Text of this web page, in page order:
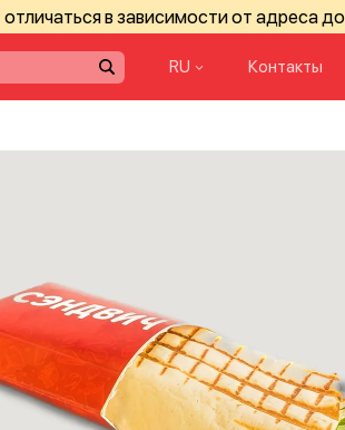
в зависимости от адреса
RU Контакты